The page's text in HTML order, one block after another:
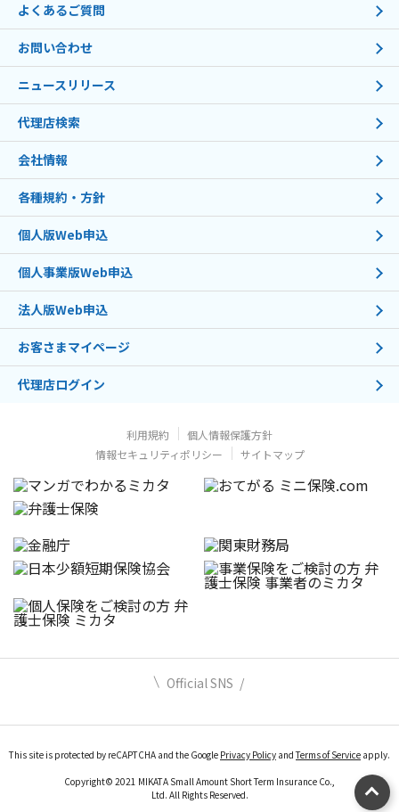
よくあるご質問
お問い合わせ
ニュースリリース
代理店検索
会社情報
各種規約・方針
個人版Web申込
個人事業版Web申込
法人版Web申込
お客さまマイページ
代理店ログイン
利用規約
個人情報保護方針
情報セキュリティポリシー
サイトマップ
Official SNS
This site is protected by reCAPTCHA and the Google Privacy Policy andTerms of Service apply.
Copyright© 2021 MIKATA Small Amount Short Term Insurance Co.,
Ltd. All Rights Reserved.